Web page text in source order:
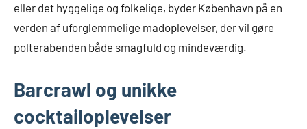
eller det hyggelige og folkelige, byder København på en
verden af uforglemmelige madoplevelser, der vil gøre
polterabenden både smagfuld og mindeværdig.
Barcrawl og unikke
cocktailoplevelser